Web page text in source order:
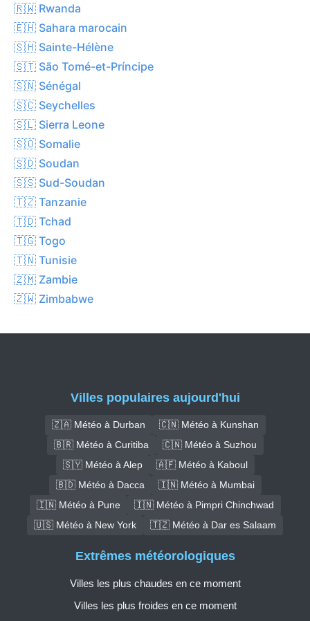
🇷🇼 Rwanda
🇪🇭 Sahara marocain
🇸🇭 Sainte-Hélène
🇸🇹 São Tomé-et-Príncipe
🇸🇳 Sénégal
🇸🇨 Seychelles
🇸🇱 Sierra Leone
🇸🇴 Somalie
🇸🇩 Soudan
🇸🇸 Sud-Soudan
🇹🇿 Tanzanie
🇹🇩 Tchad
🇹🇬 Togo
🇹🇳 Tunisie
🇿🇲 Zambie
🇿🇼 Zimbabwe
Villes populaires aujourd'hui
🇿🇦 Météo à Durban
🇨🇳 Météo à Kunshan
🇧🇷 Météo à Curitiba
🇨🇳 Météo à Suzhou
🇸🇾 Météo à Alep
🇦🇫 Météo à Kaboul
🇧🇩 Météo à Dacca
🇮🇳 Météo à Mumbai
🇮🇳 Météo à Pune
🇮🇳 Météo à Pimpri Chinchwad
🇺🇸 Météo à New York
🇹🇿 Météo à Dar es Salaam
Extrêmes météorologiques
Villes les plus chaudes en ce moment
Villes les plus froides en ce moment